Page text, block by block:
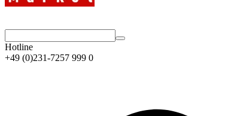
Hotline
+49 (0)231-7257 999 0